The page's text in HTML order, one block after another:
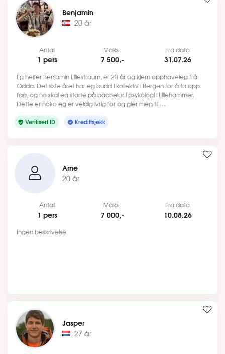
Benjamin
20 år
Antall
1 pers
Maks
7 500,-
Fra dato
31.07.26
Eg heiter Benjamin Lillestraum, er 20 år og kjem opphaveleg frå
Odda. Det siste året har eg budd i kollektiv i Bergen for å ta opp
fag, og no skal eg starte på bachelor i psykologi i Lillehammer.
Dette er noko eg er veldig ivrig for og gler meg til …
Verifisert ID Kredittsjekk
Arne
20 år
Antall
1 pers
Maks
7 000,-
Fra dato
10.08.26
Ingen beskrivelse
Jasper
27 år